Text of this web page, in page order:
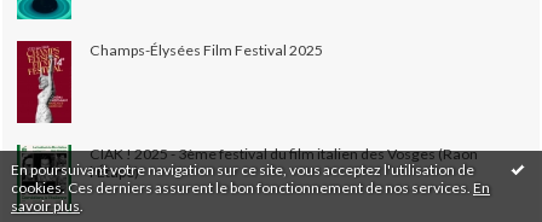
En poursuivant votre navigation sur ce site, vous acceptez l'utilisation de
cookies. Ces derniers assurent le bon fonctionnement de nos services. En
savoir plus
Champs-Élysées Film Festival 2025
CIAK ! 2025 - 3ème festival du film italien des Vosges (Raon
l'Étape)